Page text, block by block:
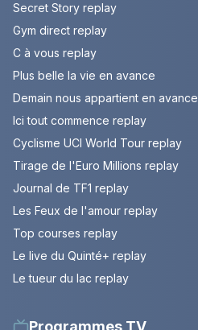
Secret Story replay
Gym direct replay
C à vous replay
Plus belle la vie en avance
Demain nous appartient en avance
Ici tout commence replay
Cyclisme UCI World Tour replay
Tirage de l'Euro Millions replay
Journal de TF1 replay
Les Feux de l'amour replay
Top courses replay
Le live du Quinté+ replay
Le tueur du lac replay